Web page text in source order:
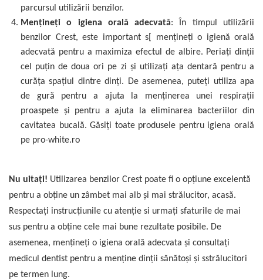
parcursul utilizării benzilor.
Mențineți o igiena orală adecvată: În timpul utilizării
benzilor Crest, este important s[ mențineți o igienă orală
adecvată pentru a maximiza efectul de albire. Periați dinții
cel puțin de doua ori pe zi și utilizați ața dentară pentru a
curăța spațiul dintre dinți. De asemenea, puteți utiliza apa
de gură pentru a ajuta la menținerea unei respirații
proaspete și pentru a ajuta la eliminarea bacteriilor din
cavitatea bucală. Găsiți toate produsele pentru igiena orală
pe pro-white.ro
Nu uitați! Utilizarea benzilor Crest poate fi o opțiune excelentă
pentru a obține un zâmbet mai alb și mai strălucitor, acasă.
Respectați instrucțiunile cu atenție si urmați sfaturile de mai
sus pentru a obține cele mai bune rezultate posibile. De
asemenea, mențineți o igiena orală adecvata și consultați
medicul dentist pentru a menține dinții sănătoși și sstrălucitori
pe termen lung.